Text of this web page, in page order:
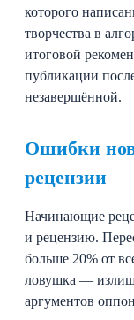
которого
творчества в
итоговой
публикации
незавершённой.
Ошибки
рецензии
Начинающие
и рецензию.
больше 20% от
ловушка —
аргументов